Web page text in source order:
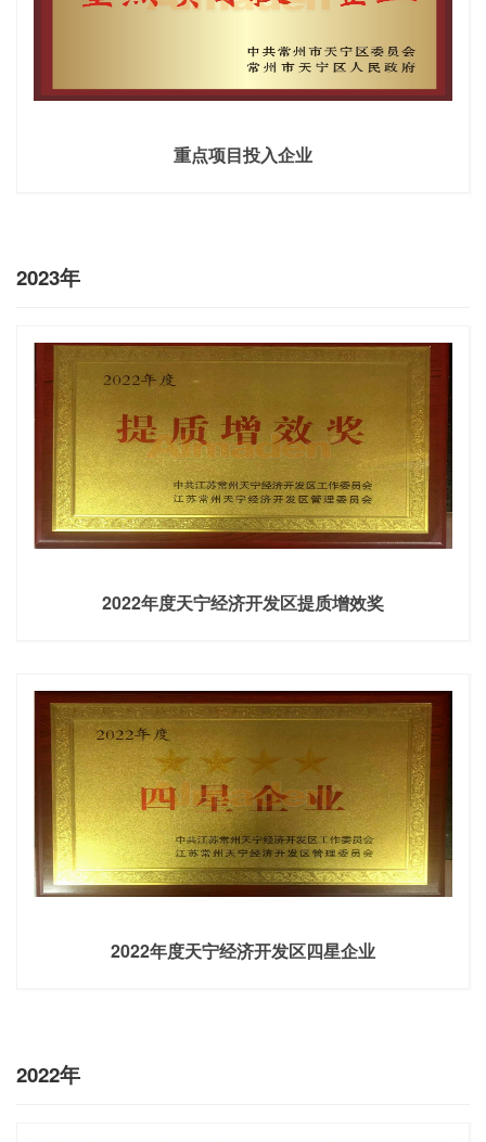
重点项目投入企业
2023年
2022年度天宁经济开发区提质增效奖
2022年度天宁经济开发区四星企业
2022年